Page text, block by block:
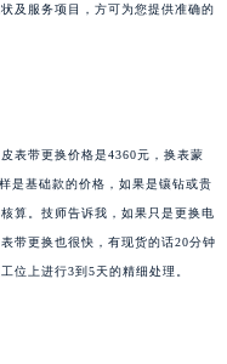
及服务项目，方可为您提供准确的
表带更换价格是4360元，换表蒙
是基础款的价格，如果是镶钻或贵
算。技师告诉我，如果只是更换电
带更换也很快，有现货的话20分钟
位上进行3到5天的精细处理。